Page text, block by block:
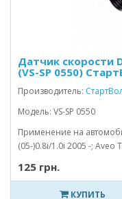
Датчик скорости
(VS-SP 0550)
Производитель:
Модель: VS-SP 0550
Применение на
(05-)0.8i/1.0i 2005 -; Aveo
125 грн.
КУПИТЬ